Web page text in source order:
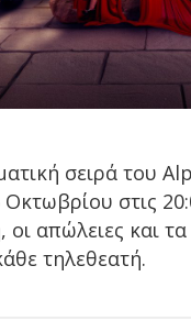
σειρά του
στις
οι απώλειες και
τηλεθεατή.